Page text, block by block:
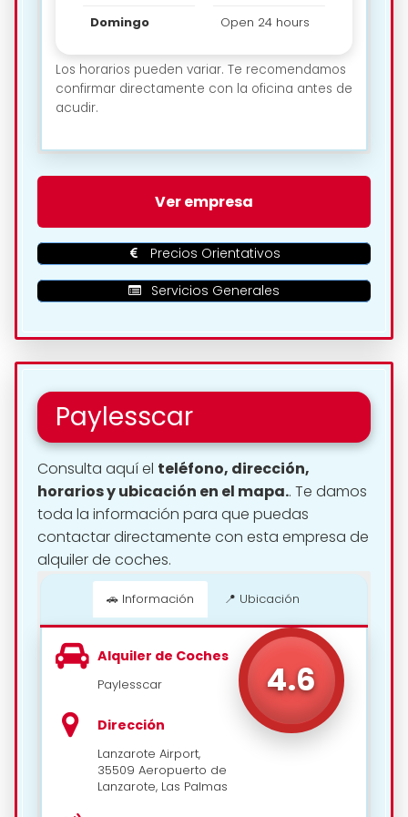
Domingo Open 24 hours
Los horarios pueden variar. Te recomendamos
confirmar directamente con la oficina antes de
acudir.
🗺️ Ubicación de Plus Car – Car
Rental en Arrecife:
Ver empresa
Precios Orientativos
Servicios Generales
Paylesscar
Consulta aquí el teléfono, dirección,
horarios y ubicación en el mapa.. Te damos
toda la información para que puedas
contactar directamente con esta empresa de
alquiler de coches.
🚗 Información 📍 Ubicación
4.6
Alquiler de Coches
Paylesscar
Dirección
Lanzarote Airport,
35509 Aeropuerto de
Lanzarote, Las Palmas